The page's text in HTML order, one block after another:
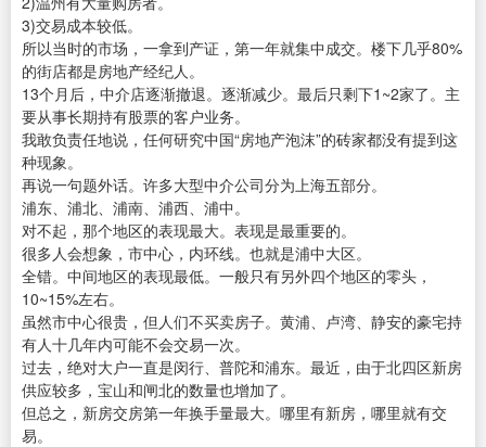
3)交易成本较低。
所以当时的市场，一拿到产证，第一年就集中成交。楼下几乎80%
的街店都是房地产经纪人。
13个月后，中介店逐渐撤退。逐渐减少。最后只剩下1~2家了。主
要从事长期持有股票的客户业务。
我敢负责任地说，任何研究中国“房地产泡沫”的砖家都没有提到这
种现象。
再说一句题外话。许多大型中介公司分为上海五部分。
浦东、浦北、浦南、浦西、浦中。
对不起，那个地区的表现最大。表现是最重要的。
很多人会想象，市中心，内环线。也就是浦中大区。
全错。中间地区的表现最低。一般只有另外四个地区的零头，
10~15%左右。
虽然市中心很贵，但人们不买卖房子。黄浦、卢湾、静安的豪宅持
有人十几年内可能不会交易一次。
过去，绝对大户一直是闵行、普陀和浦东。最近，由于北四区新房
供应较多，宝山和闸北的数量也增加了。
但总之，新房交房第一年换手量最大。哪里有新房，哪里就有交
易。